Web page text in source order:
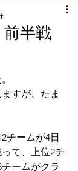
半戦
すが、たま
チームが4日
て、上位2チ
ームがクラ